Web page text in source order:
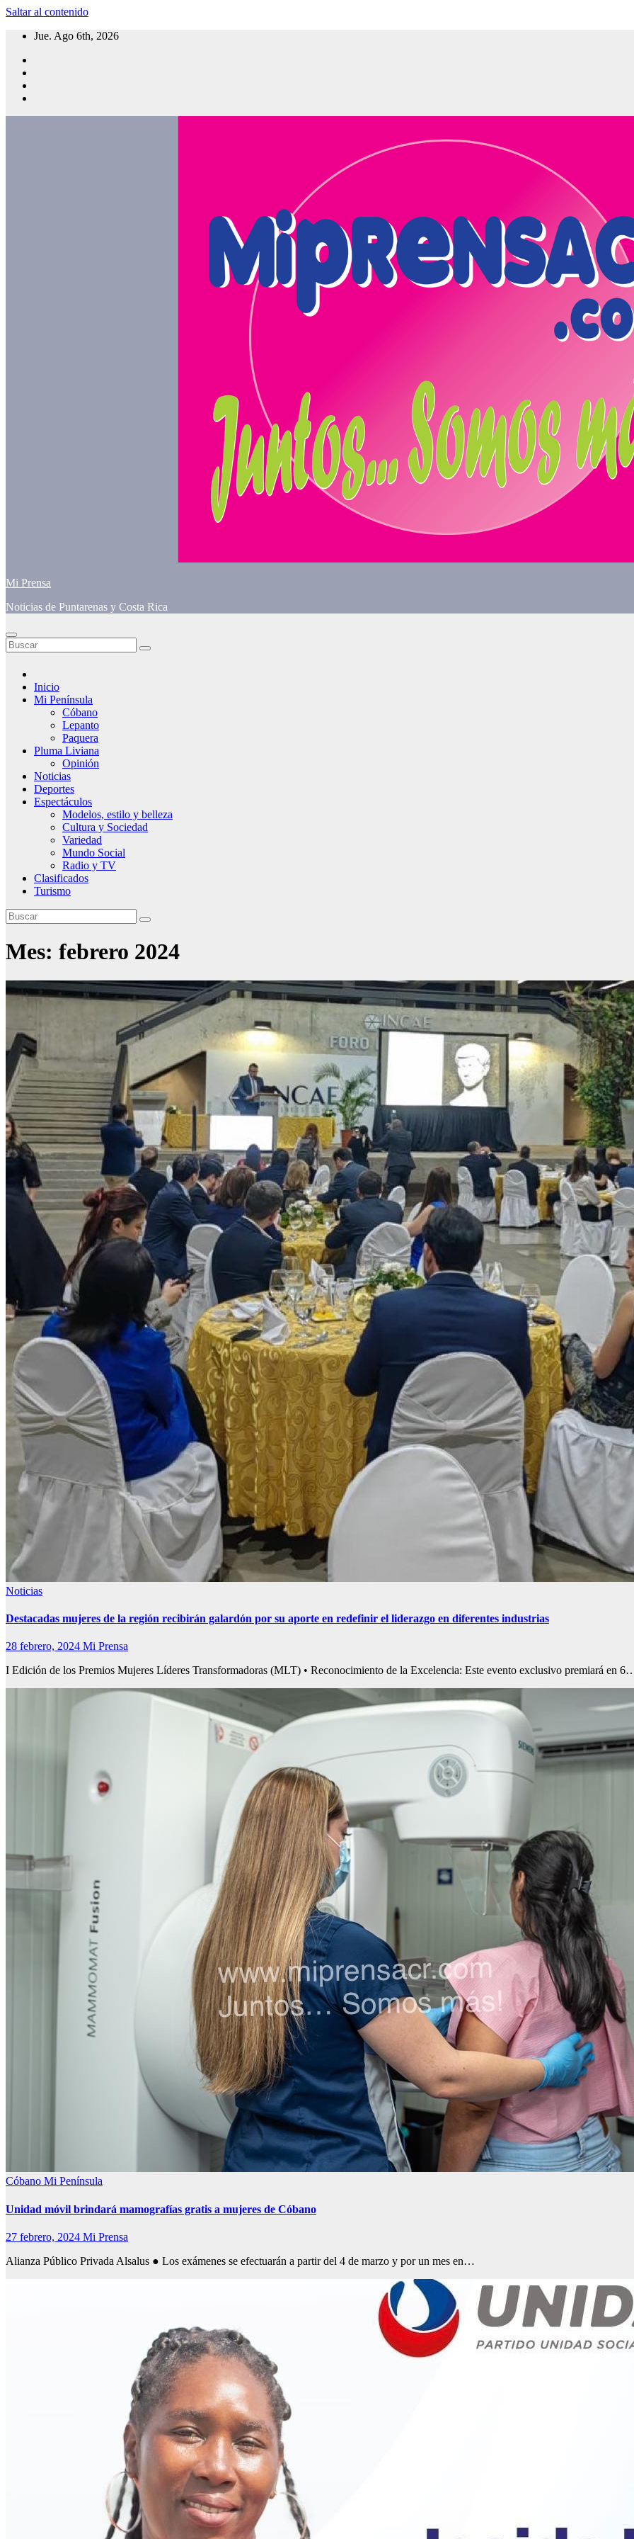
Saltar al contenido
Jue. Ago 6th, 2026
Mi Prensa
Noticias de Puntarenas y Costa Rica
Inicio
Mi Península
Cóbano
Lepanto
Paquera
Pluma Liviana
Opinión
Noticias
Deportes
Espectáculos
Modelos, estilo y belleza
Cultura y Sociedad
Variedad
Mundo Social
Radio y TV
Clasificados
Turismo
Mes: febrero 2024
Noticias
Destacadas mujeres de la región recibirán galardón por su aporte en redefinir el liderazgo en diferentes industrias
28 febrero, 2024 Mi Prensa
I Edición de los Premios Mujeres Líderes Transformadoras (MLT) • Reconocimiento de la Excelencia: Este evento exclusivo premiará en
Cóbano Mi Península
Unidad móvil brindará mamografías gratis a mujeres de Cóbano
27 febrero, 2024 Mi Prensa
Alianza Público Privada Alsalus ● Los exámenes se efectuarán a partir del 4 de marzo y por un mes en…